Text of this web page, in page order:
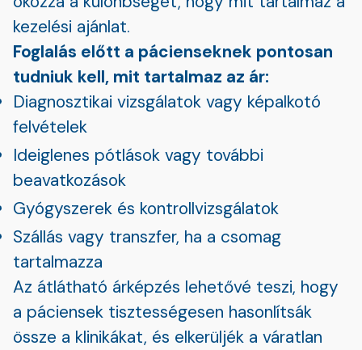
kezelési ajánlat.
Foglalás előtt a pácienseknek pontosan
tudniuk kell, mit tartalmaz az ár:
Diagnosztikai vizsgálatok vagy képalkotó
felvételek
Ideiglenes pótlások vagy további
beavatkozások
Gyógyszerek és kontrollvizsgálatok
Szállás vagy transzfer, ha a csomag
tartalmazza
Az átlátható árképzés lehetővé teszi, hogy
a páciensek tisztességesen hasonlítsák
össze a klinikákat, és elkerüljék a váratlan